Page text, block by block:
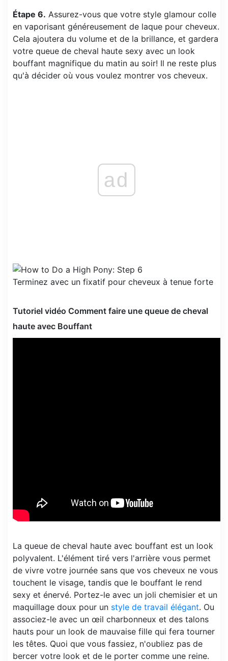
Étape 6. Assurez-vous que votre style glamour colle
en vaporisant généreusement de laque pour cheveux.
Cela ajoutera du volume et de la brillance, et gardera
votre queue de cheval haute sexy avec un look
bouffant magnifique du matin au soir! Il ne reste plus
qu'à décider où vous voulez montrer vos cheveux.
ad
Terminez avec un fixatif pour cheveux à tenue forte
Tutoriel vidéo Comment faire une queue de cheval
haute avec Bouffant
La queue de cheval haute avec bouffant est un look
polyvalent. L'élément tiré vers l'arrière vous permet
de vivre votre journée sans que vos cheveux ne vous
touchent le visage, tandis que le bouffant le rend
sexy et énervé. Portez-le avec un joli chemisier et un
maquillage doux pour un style de travail élégant. Ou
associez-le avec un œil charbonneux et des talons
hauts pour un look de mauvaise fille qui fera tourner
les têtes. Quoi que vous fassiez, n'oubliez pas de
bercer votre look et de le porter comme une reine.